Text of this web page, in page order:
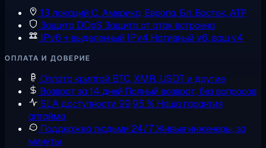
13 локаций С. Америка, Европа, Бл. Восток, АТР
Защита DDoS Защита от атак встроена
IPv6 + выделенный IPv4 Нативный v6, ваш v4
ОПЛАТА И ДОВЕРИЕ
Оплата криптой BTC, XMR, USDT и другие
Возврат за 14 дней Полный возврат, без вопросов
SLA доступности 99,95 % Наша гарантия
аптайма
Поддержка людьми 24/7Живые инженеры, за
минуты